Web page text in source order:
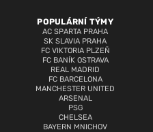
POPULÁRNÍ TÝMY
AC SPARTA PRAHA
SK SLAVIA PRAHA
FC VIKTORIA PLZEŇ
FC BANÍK OSTRAVA
REAL MADRID
FC BARCELONA
MANCHESTER UNITED
ARSENAL
PSG
CHELSEA
BAYERN MNICHOV